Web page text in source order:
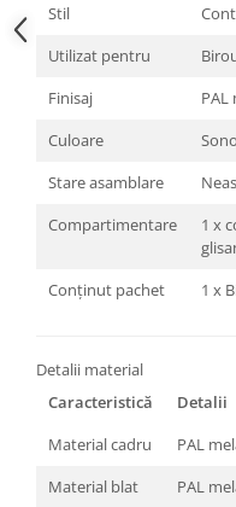
Stil
Utilizat pentru
Finisaj
PAL
Culoare
Stare asamblare
Compartimentare
1 x
Conținut pachet
1 x
Detalii material
Caracteristică
Detalii
Material cadru
PAL
Material blat
PAL